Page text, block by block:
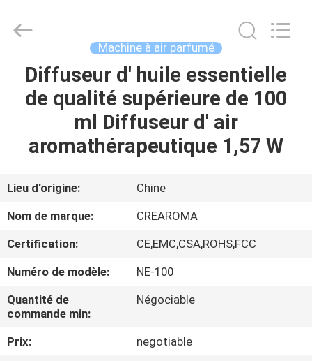
MAISON
PRODUITS
VR
AU
SUJET
DE
NOUS
Online
Market.
Developed
Machine à air parfumé
Diffuseur d' huile essentielle
de qualité supérieure de 100
ml Diffuseur d' air
aromathérapeutique 1,57 W
Lieu d'origine:
Chine
Nom de marque:
CREAROMA
Certification:
CE,EMC,CSA,ROHS,FCC
Numéro de modèle:
NE-100
Quantité de
commande min:
Négociable
Prix:
negotiable